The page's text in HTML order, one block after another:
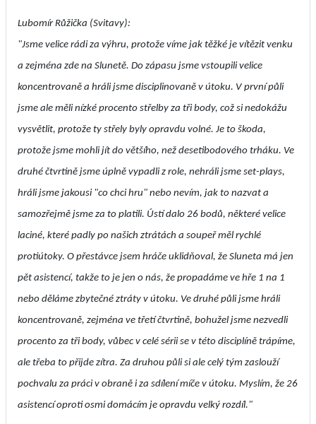
Lubomír Růžička (Svitavy):
"Jsme velice rádi za výhru, protože víme jak těžké je vítězit venku
a zejména zde na Slunetě. Do zápasu jsme vstoupili velice
koncentrovaně a hráli jsme disciplinovaně v útoku. V první půli
jsme ale měli nízké procento střelby za tři body, což si nedokážu
vysvětlit, protože ty střely byly opravdu volné. Je to škoda,
protože jsme mohli jít do většího, než desetibodového trháku. Ve
druhé čtvrtině jsme úplně vypadli z role, nehráli jsme set-plays,
hráli jsme jakousi "co chci hru" nebo nevím, jak to nazvat a
samozřejmě jsme za to platili. Ústí dalo 26 bodů, některé velice
laciné, které padly po našich ztrátách a soupeř měl rychlé
protiútoky. O přestávce jsem hráče uklidňoval, že Sluneta má jen
pět asistencí, takže to je jen o nás, že propadáme ve hře 1 na 1
nebo děláme zbytečné ztráty v útoku. Ve druhé půli jsme hráli
koncentrovaně, zejména ve třetí čtvrtině, bohužel jsme nezvedli
procento za tři body, vůbec v celé sérii se v této disciplíně trápíme,
ale třeba to přijde zítra. Za druhou půli si ale celý tým zaslouží
pochvalu za práci v obraně i za sdílení míče v útoku. Myslím, že 26
asistencí oproti osmi domácím je opravdu velký rozdíl."